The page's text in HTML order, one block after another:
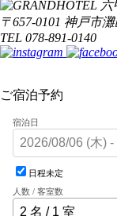
〒657-0101 神戸市
TEL 078-891-0140
ご宿泊予約
宿泊日
日程未定
人数 / 客室数